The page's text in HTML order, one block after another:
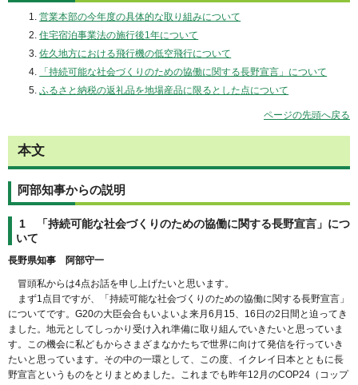
営業本部の今年度の具体的な取り組みについて
住宅宿泊事業法の施行後1年について
佐久地方における飛行機の低空飛行について
「持続可能な社会づくりのための協働に関する長野宣言」について
ふるさと納税の返礼品を地場産品に限るとした点について
ページの先頭へ戻る
本文
阿部知事からの説明
1 「持続可能な社会づくりのための協働に関する長野宣言」につ
いて
長野県知事 阿部守一
冒頭私からは4点お話を申し上げたいと思います。
まず1点目ですが、「持続可能な社会づくりのための協働に関する長野宣言」
についてです。G20の大臣会合もいよいよ来月6月15、16日の2日間と迫ってき
ました。地元としてしっかり受け入れ準備に取り組んでいきたいと思っていま
す。この機会に私どもからさまざまなかたちで世界に向けて発信を行っていき
たいと思っています。その中の一環として、この度、イクレイ日本とともに長
野宣言というものをとりまとめました。これまでも昨年12月のCOP24（コップ